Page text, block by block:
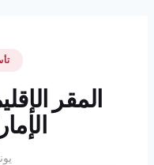
المقر
يونيو